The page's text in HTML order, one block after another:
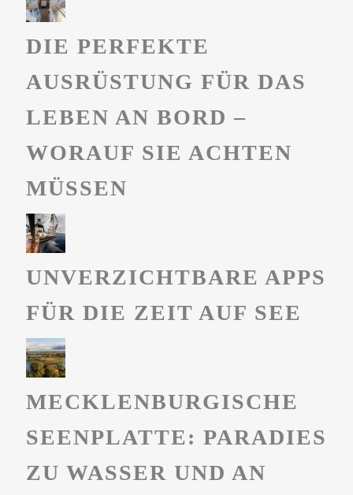
DIE PERFEKTE
AUSRÜSTUNG FÜR DAS
LEBEN AN BORD –
WORAUF SIE ACHTEN
MÜSSEN
UNVERZICHTBARE APPS
FÜR DIE ZEIT AUF SEE
MECKLENBURGISCHE
SEENPLATTE: PARADIES
ZU WASSER UND AN